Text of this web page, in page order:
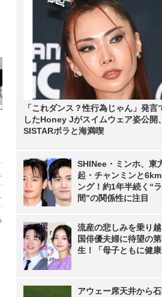
「これダンス？性行為じゃん」発言
したHoney Jがスイムウェア姿公開
SISTARボラと海満喫
SHINee・ミンホ、東
起・チャンミンと
ング！約1年半続く“
間”の関係性に注目
流産の悲しみを乗り
国俳優夫婦に待望の
生！「母子ともに健康
アウェー席天井から